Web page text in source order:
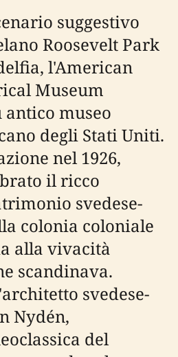
suggestivo
Roosevelt Park
l'American
Museum
antico museo
degli Stati Uniti.
nel 1926,
il ricco
svedese-
colonia coloniale
alla vivacità
scandinava.
svedese-
Nydén,
del